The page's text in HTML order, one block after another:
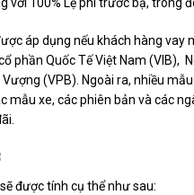
với 100% Lệ phí trước bạ, trong
áp dụng nếu khách hàng
phần Quốc Tế Việt Nam (VIB),
(VPB). Ngoài ra, nhiều
mẫu xe, các phiên bản và các
được tính cụ thể như sau: